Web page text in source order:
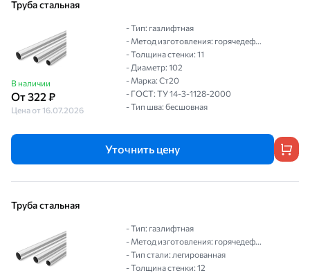
Труба стальная
В наличии
От 322 ₽
Цена от 16.07.2026
- Тип: газлифтная
- Метод изготовления: горячедеф...
- Толщина стенки: 11
- Диаметр: 102
- Марка: Ст20
- ГОСТ: ТУ 14-3-1128-2000
- Тип шва: бесшовная
Уточнить цену
Труба стальная
- Тип: газлифтная
- Метод изготовления: горячедеф...
- Тип стали: легированная
- Толщина стенки: 12